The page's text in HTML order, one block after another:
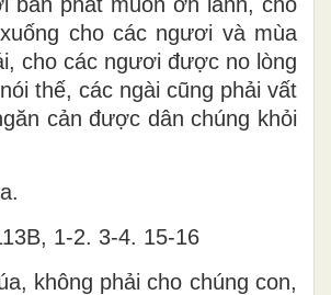
cho các ngươi và mùa
cho các ngươi được no lòng
thế, các ngài cũng phải vất
cản được dân chúng khỏi
1-2. 3-4. 15-16
không phải cho chúng con,